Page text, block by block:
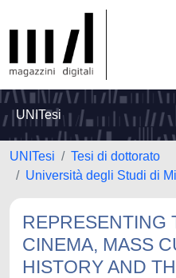
UNITesi
UNITesi
Tesi di dottorato
Università degli Studi di
REPRESENTING
CINEMA, MASS
HISTORY AND